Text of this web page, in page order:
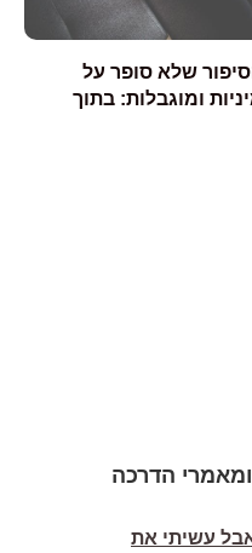
שלא סופר על
ומוגבלות: בתוך
עשיתי את